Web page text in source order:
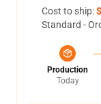
Cost to ship:
Standard -
Production
Today